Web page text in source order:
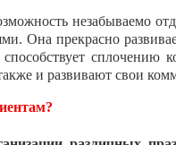
незабываемо
Она прекрасно
сплочению
и развивают свои